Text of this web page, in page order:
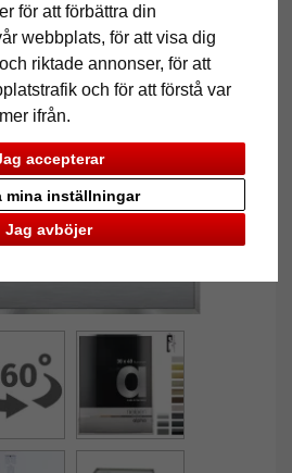
för att förbättra din
webbplats, för att visa dig
riktade annonser, för att
och för att förstå var
ifrån.
accepterar
Jag avböjer
mina inställningar